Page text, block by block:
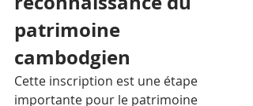
patrimoine
cambodgien
Cette inscription est une étape
importante pour le patrimoine